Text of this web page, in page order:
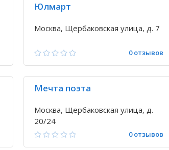
Юлмарт
Москва, Щербаковская улица, д. 7
0 отзывов
Мечта поэта
Москва, Щербаковская улица, д.
20/24
0 отзывов